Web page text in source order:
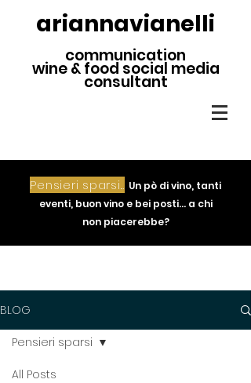
ariannavianelli
communication
wine & food social media
consultant
Pensieri sparsi... Un pò di vino, tanti
eventi, buon vino e bei posti... a chi
non piacerebbe?
BLOG
All Posts
Pensieri sparsi